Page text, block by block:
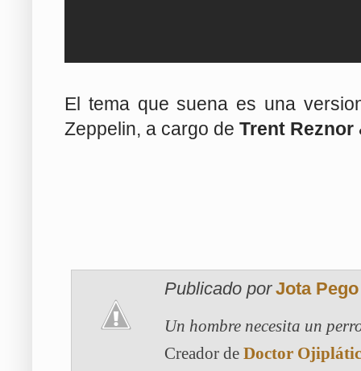
El tema que suena es una
Zeppelin, a cargo de Trent Reznor
Publicado por Jota Pego
Un hombre necesita un
Creador de Doctor